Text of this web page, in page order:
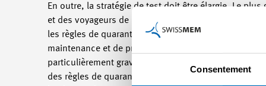
Consentement
En outre, la stratégie de test doit être élargie. Le
et des voyageurs de commerce. Les tests créent de
les règles de quarantaine qui sont les obstacles
maintenance et de projet et qui occasionnent des
particulièrement grave si, en raison du nombre
des règles de quarantaine. Si tel était le cas, le